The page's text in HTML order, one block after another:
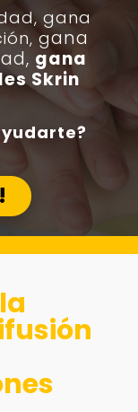
gana
gana
gana
Skrin